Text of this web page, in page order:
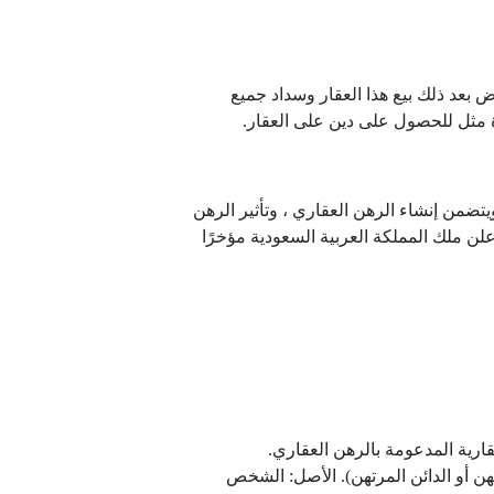
ذلك بيع هذا العقار وسداد جميع
مثل للحصول على دين على العقار.
هو أحد الأنظمة المالية في المملكة العربية السعودية ، ويتكون هذا النظام من 46 مادة ، ويتضمن إنشاء الرهن العقاري ، وتأثير الرهن
ملك المملكة العربية السعودية مؤخرًا
المدعومة بالرهن العقاري.
أو الدائن المرتهن). الأصل: الشخص